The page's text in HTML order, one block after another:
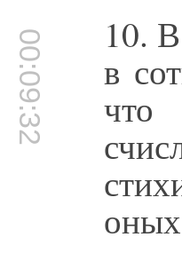
00:09:32 10.
в
что